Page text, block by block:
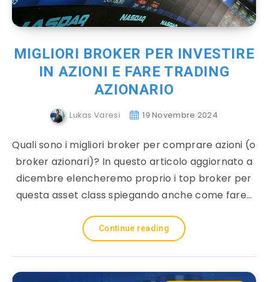
MIGLIORI BROKER PER INVESTIRE
IN AZIONI E FARE TRADING
AZIONARIO
Lukas Varesi 19 Novembre 2024
Quali sono i migliori broker per comprare azioni (o
broker azionari)? In questo articolo aggiornato a
dicembre elencheremo proprio i top broker per
questa asset class spiegando anche come fare…
Continue reading